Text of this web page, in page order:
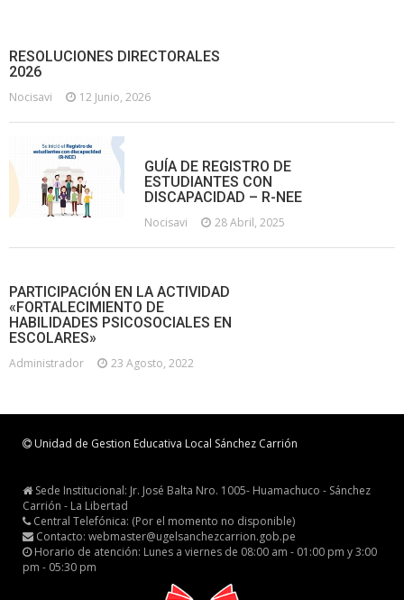
RESOLUCIONES DIRECTORALES
2026
Nocisavi 12 Junio, 2026
GUÍA DE REGISTRO DE
ESTUDIANTES CON
DISCAPACIDAD – R-NEE
Nocisavi 28 Abril, 2025
PARTICIPACIÓN EN LA ACTIVIDAD
«FORTALECIMIENTO DE
HABILIDADES PSICOSOCIALES EN
ESCOLARES»
Administrador 23 Agosto, 2022
Unidad de Gestion Educativa Local Sánchez Carrión
Sede Institucional: Jr. José Balta Nro. 1005- Huamachuco - Sánchez
Carrión - La Libertad
Central Telefónica: (Por el momento no disponible)
Contacto: webmaster@ugelsanchezcarrion.gob.pe
Horario de atención: Lunes a viernes de 08:00 am - 01:00 pm y 3:00
pm - 05:30 pm